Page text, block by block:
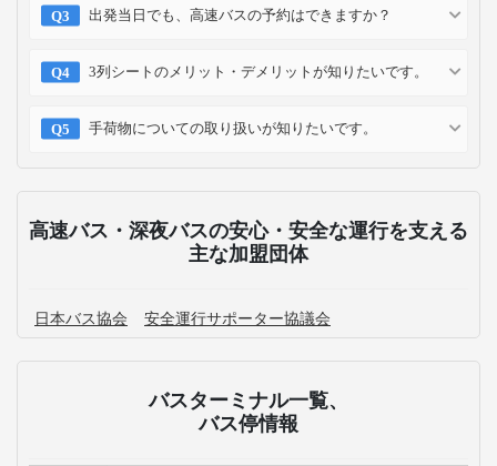
出発当日でも、高速バスの予約はできますか？
3列シートのメリット・デメリットが知りたいです。
手荷物についての取り扱いが知りたいです。
高速バス・深夜バスの安心・安全な運行を支える
主な加盟団体
日本バス協会 安全運行サポーター協議会
バスターミナル一覧、
バス停情報